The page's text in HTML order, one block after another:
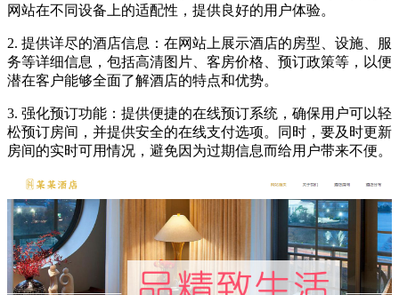
网站在不同设备上的适配性，提供良好的用户体验。
2. 提供详尽的酒店信息：在网站上展示酒店的房型、设施、服
务等详细信息，包括高清图片、客房价格、预订政策等，以便
潜在客户能够全面了解酒店的特点和优势。
3. 强化预订功能：提供便捷的在线预订系统，确保用户可以轻
松预订房间，并提供安全的在线支付选项。同时，要及时更新
房间的实时可用情况，避免因为过期信息而给用户带来不便。